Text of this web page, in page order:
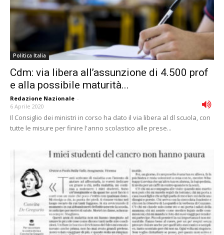
Politica Italia
Cdm: via libera all’assunzione di 4.500 prof
e alla possibile maturità...
Redazione Nazionale -
6 Aprile 2020
Il Consiglio dei ministri in corso ha dato il via libera al dl scuola, con
tutte le misure per finire l'anno scolastico alle prese...